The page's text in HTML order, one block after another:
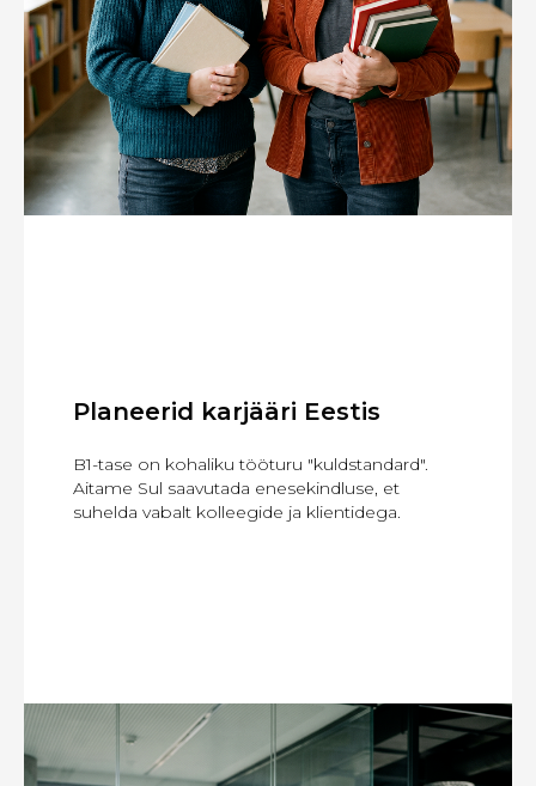
Planeerid karjääri Eestis
B1-tase on kohaliku tööturu "kuldstandard".
Aitame Sul saavutada enesekindluse, et
suhelda vabalt kolleegide ja klientidega.